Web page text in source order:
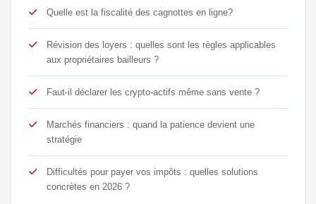
Quelle est la fiscalité des cagnottes en ligne?
Révision des loyers : quelles sont les règles applicables
aux propriétaires bailleurs ?
Faut-il déclarer les crypto-actifs même sans vente ?
Marchés financiers : quand la patience devient une
stratégie
Difficultés pour payer vos impôts : quelles solutions
concrètes en 2026 ?